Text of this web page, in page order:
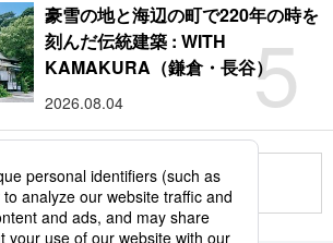
5
豪雪の地と海辺の町で220年の時を
刻んだ伝統建築 : WITH
KAMAKURA（鎌倉・長谷）
2026.08.04
もっと見る